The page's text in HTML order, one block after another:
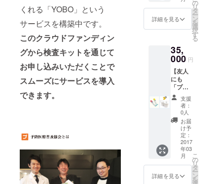
くれる「YOBO」という
サービスを構築中です。
このクラウドファンディン
グから検査キットを通じて
お申し込みいただくことで
スムーズにサービスを導入
できます。
スメー
ルと活
動報告
②検査
２個
セット
(通常価
格) 送料
込み ③
ステッ
カー ④
限定
パッ
ケージ
⑤オリ
ジナル
トイ
レット
ペー
パー ✖
３
詳細を見る
の
リ
タ
ー
ン
を
選
択
す
る
35,
000 円
【友人
にも
「プ」
を配ろ
う！】
①サン
クス
メール
と活動
報告 ②
検査
キット1
０個
セット
(通常価
支援
者：
0人
お届
け予
定：
2017
年03
月
詳細を見る
こ
の
リ
タ
ー
ン
を